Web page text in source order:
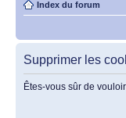
Index du forum
Supprimer les
Êtes-vous sûr de